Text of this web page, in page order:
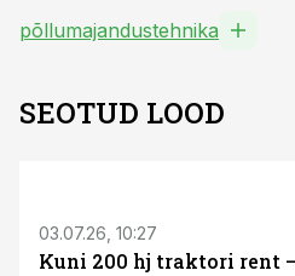
põllumajandustehnika
SEOTUD LOOD
03.07.26, 10:27
Kuni 200 hj traktori rent